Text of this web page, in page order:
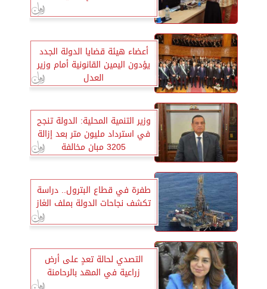
أعضاء هيئة قضايا الدولة الجدد
يؤدون اليمين القانونية أمام وزير
العدل
وزير التنمية المحلية: الدولة تنجح
في استرداد مليون متر بعد إزالة
3205 مبان مخالفة
طفرة في قطاع البترول.. دراسة
تكشف نجاحات الدولة بملف الغاز
التصدي لحالة تعدٍ على أرض
زراعية في المهد بالرحامنة